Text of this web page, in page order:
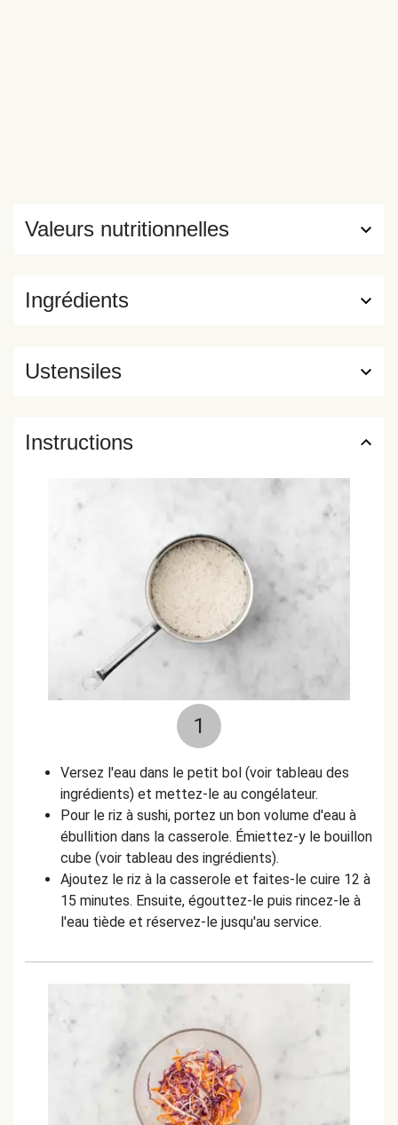
Ingrédients
Valeurs nutritionnelles
Ustensiles
Instructions
1
Versez l'eau dans le petit bol (voir tableau des
ingrédients) et mettez-le au congélateur.
Pour le riz à sushi, portez un bon volume d'eau à
ébullition dans la casserole. Émiettez-y le bouillon
cube (voir tableau des ingrédients).
Ajoutez le riz à la casserole et faites-le cuire 12 à
15 minutes. Ensuite, égouttez-le puis rincez-le à
l'eau tiède et réservez-le jusqu'au service.